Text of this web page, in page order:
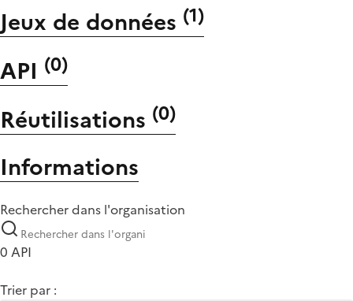
Jeux de données (1)
API (0)
Réutilisations (0)
Informations
Rechercher dans l'organisation
0 API
Trier par :